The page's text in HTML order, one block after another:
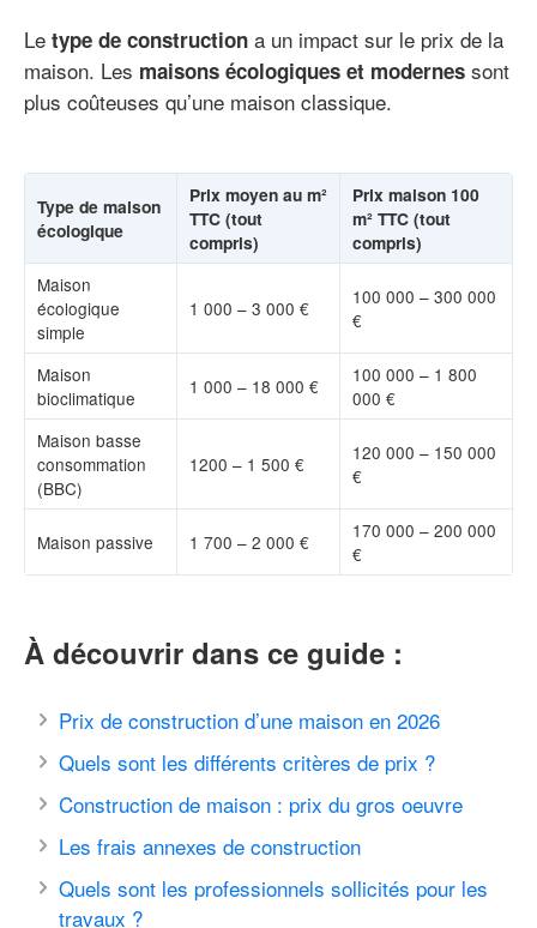
Le type de construction a un impact sur le prix de la
maison. Les maisons écologiques et modernes sont
plus coûteuses qu’une maison classique.
Type de maison
écologique
Prix moyen au m²
TTC (tout
compris)
Prix maison 100
m² TTC (tout
compris)
Maison
écologique
simple
1 000 – 3 000 €
100 000 – 300 000
€
Maison
bioclimatique
1 000 – 18 000 €
100 000 – 1 800
000 €
Maison basse
consommation
(BBC)
1200 – 1 500 €
120 000 – 150 000
€
Maison passive 1 700 – 2 000 €
170 000 – 200 000
€
À découvrir dans ce guide :
Prix de construction d’une maison en 2026
Quels sont les différents critères de prix ?
Construction de maison : prix du gros oeuvre
Les frais annexes de construction
Quels sont les professionnels sollicités pour les
travaux ?